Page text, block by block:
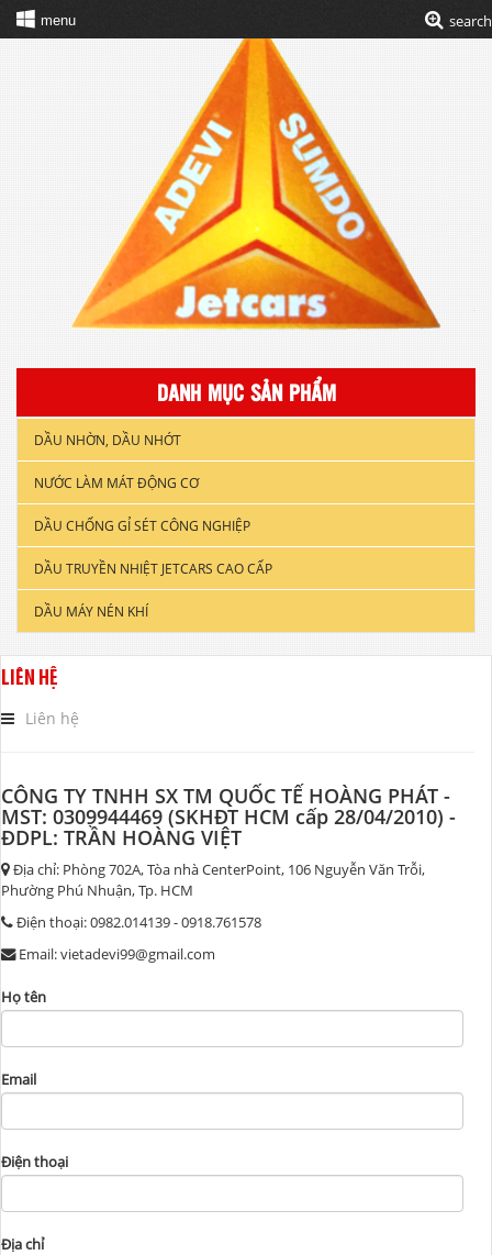
menu search
DANH MỤC SẢN PHẨM
DẦU NHỜN, DẦU NHỚT
DẦU NHỚT XE GẮN MÁY
DẦU ĐỘNG CƠ XE TẢI & TÀU THUYỀN
DẦU NHỚT CÔNG NGHIỆP
DẦU CẮT GỌT KIM LOẠI
DẦU NHỚT THỦY LỰC CAO CẤP
DẦU NHỚT HỘP SỐ
NƯỚC LÀM MÁT ĐỘNG CƠ
DẦU CHỐNG GỈ SÉT CÔNG NGHIỆP
DẦU TRUYỀN NHIỆT JETCARS CAO CẤP
DẦU MÁY NÉN KHÍ
LIÊN HỆ
Liên hệ
CÔNG TY TNHH SX TM QUỐC TẾ HOÀNG PHÁT -
MST: 0309944469 (SKHĐT HCM cấp 28/04/2010) -
ĐDPL: TRẦN HOÀNG VIỆT
Địa chỉ: Phòng 702A, Tòa nhà CenterPoint, 106 Nguyễn Văn Trỗi,
Phường Phú Nhuận, Tp. HCM
Điện thoại: 0982.014139 - 0918.761578
Email: vietadevi99@gmail.com
Họ tên
Email
Điện thoại
Địa chỉ